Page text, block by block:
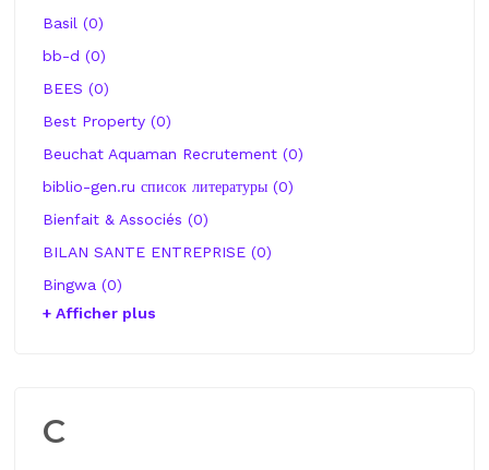
Basil (0)
bb-d (0)
BEES (0)
Best Property (0)
Beuchat Aquaman Recrutement (0)
biblio-gen.ru список литературы (0)
Bienfait & Associés (0)
BILAN SANTE ENTREPRISE (0)
Bingwa (0)
+ Afficher plus
C